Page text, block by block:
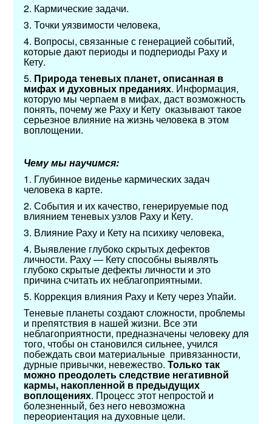
2. Кармические задачи.
3. Точки уязвимости человека,
4. Вопросы, связанные с генерацией событий,
которые дают периоды и подпериоды Раху и
Кету.
5. Природа теневых планет, описанная в
мифах и духовных преданиях. Информация,
которую мы черпаем в мифах, даст возможность
понять, почему же Раху и Кету оказывают такое
серьезное влияние на жизнь человека в этом
воплощении.
Чему мы научимся:
1. Глубинное виденье кармических задач
человека в карте.
2. События и их качество, генерируемые под
влиянием теневых узлов Раху и Кету.
3. Влияние Раху и Кету на психику человека,
4. Выявление глубоко скрытых дефектов
личности. Раху — Кету способны выявлять
глубоко скрытые дефекты личности и это
причина считать их неблагоприятными.
5. Коррекция влияния Раху и Кету через Упайи.
Теневые планеты создают сложности, проблемы
и препятствия в нашей жизни. Все эти
неблагоприятности, предназначены человеку для
того, чтобы он становился сильнее, учился
побеждать свои материальные привязанности,
дурные привычки, невежество.Только так
можно преодолеть следствие негативной
кармы, накопленной в предыдущих
воплощениях. Процесс этот непростой и
болезненный, без него невозможна
переориентация на духовные цели.